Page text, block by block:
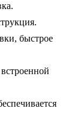
быстрое